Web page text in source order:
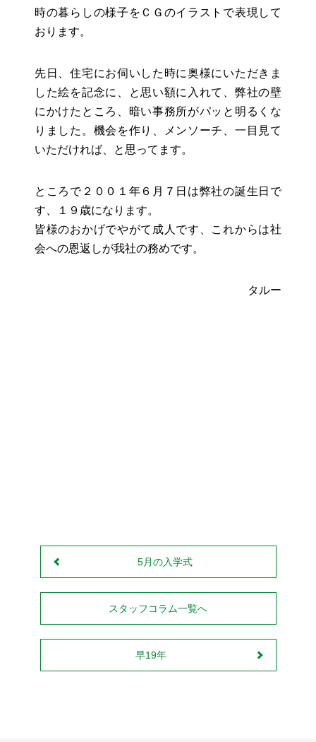
時の暮らしの様子をＣＧのイラストで表現して
おります。
先日、住宅にお伺いした時に奥様にいただきま
した絵を記念に、と思い額に入れて、弊社の壁
にかけたところ、暗い事務所がパッと明るくな
りました。機会を作り、メンソーチ、一目見て
いただければ、と思ってます。
ところで２００１年６月７日は弊社の誕生日で
す、１９歳になります。
皆様のおかげでやがて成人です、これからは社
会への恩返しが我社の務めです。
タルー
5月の入学式
スタッフコラム一覧へ
早19年